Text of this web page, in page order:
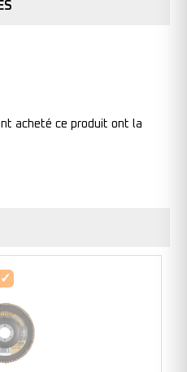
acheté ce produit ont la
Disque